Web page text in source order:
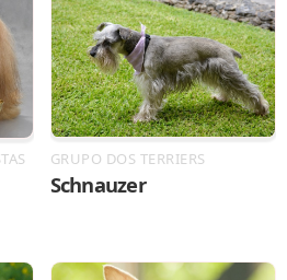
GRUPO DOS TERRIERS
Schnauzer